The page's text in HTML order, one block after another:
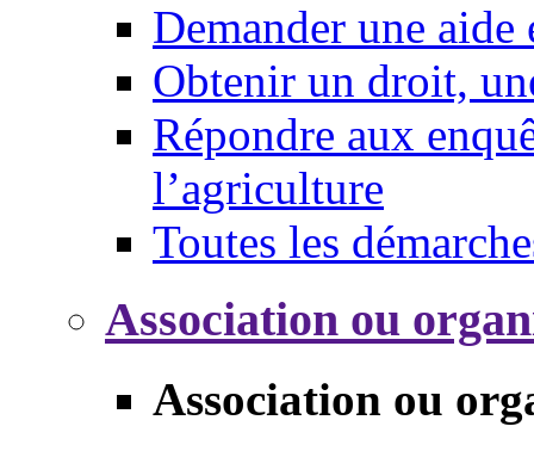
Demander une aide
Obtenir un droit,
Répondre aux
l’agriculture
Toutes les
Association ou
Association ou